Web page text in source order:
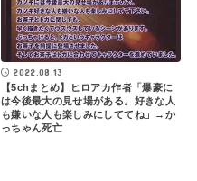
2022.08.13
【5chまとめ】ヒロアカ作者「爆豪に
は今後最大の見せ場がある。好きな人
も嫌いな人も楽しみにしててね」→か
っちゃん死亡